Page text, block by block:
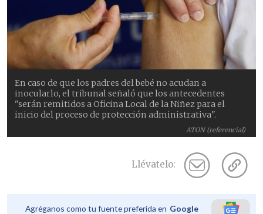
ATON (referencial)
En caso de que los padres del bebé no acudan a
inocularlo, el tribunal señaló que los antecedentes
"serán remitidos a Oficina Local de la Niñez para el
inicio del proceso de protección administrativa".
Llévatelo:
Agréganos como tu fuente preferida en Google